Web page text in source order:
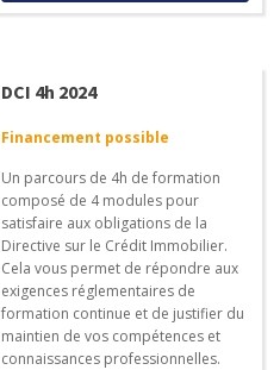
DCI 4h 2024
Financement possible
Un parcours de 4h de formation
composé de 4 modules pour
satisfaire aux obligations de la
Directive sur le Crédit Immobilier.
Cela vous permet de répondre aux
exigences réglementaires de
formation continue et de justifier du
maintien de vos compétences et
connaissances professionnelles.